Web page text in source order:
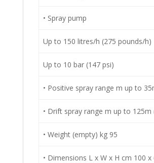
• Spray pump
Up to 150 litres/h (275 pounds/h)
Up to 10 bar (147 psi)
• Positive spray range m up to
• Drift spray range m up to 125m
• Weight (empty) kg 95
• Dimensions L x W x H cm 100 x